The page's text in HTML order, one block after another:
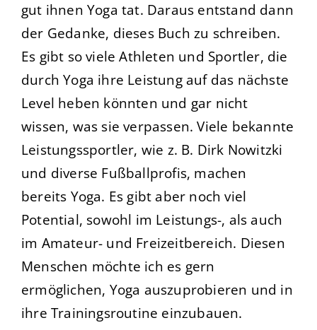
gut ihnen Yoga tat. Daraus entstand dann
der Gedanke, dieses Buch zu schreiben.
Es gibt so viele Athleten und Sportler, die
durch Yoga ihre Leistung auf das nächste
Level heben könnten und gar nicht
wissen, was sie verpassen. Viele bekannte
Leistungssportler, wie z. B. Dirk Nowitzki
und diverse Fußballprofis, machen
bereits Yoga. Es gibt aber noch viel
Potential, sowohl im Leistungs-, als auch
im Amateur- und Freizeitbereich. Diesen
Menschen möchte ich es gern
ermöglichen, Yoga auszuprobieren und in
ihre Trainingsroutine einzubauen.